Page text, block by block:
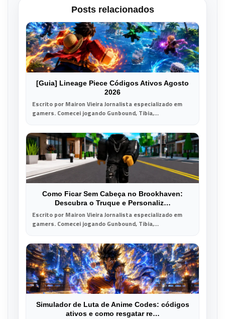
Posts relacionados
[Guia] Lineage Piece Códigos Ativos Agosto
2026
Escrito por Mairon Vieira Jornalista especializado em
gamers. Comecei jogando Gunbound, Tibia,...
Como Ficar Sem Cabeça no Brookhaven:
Descubra o Truque e Personaliz…
Escrito por Mairon Vieira Jornalista especializado em
gamers. Comecei jogando Gunbound, Tibia,...
Simulador de Luta de Anime Codes: códigos
ativos e como resgatar re…